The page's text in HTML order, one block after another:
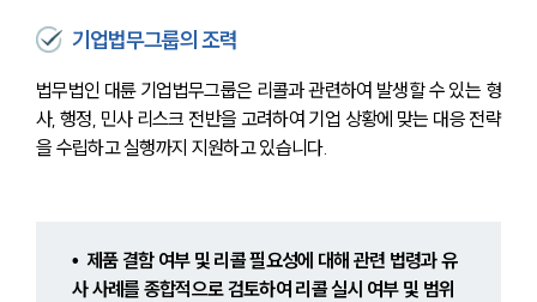
기업법무그룹의 조력
법무법인 대륜 기업법무그룹은 리콜과 관련하여 발생할 수 있는 형
사, 행정, 민사 리스크 전반을 고려하여 기업 상황에 맞는 대응 전략
을 수립하고 실행까지 지원하고 있습니다.
•  제품 결함 여부 및 리콜 필요성에 대해 관련 법령과 유
사 사례를 종합적으로 검토하여 리콜 실시 여부 및 범위